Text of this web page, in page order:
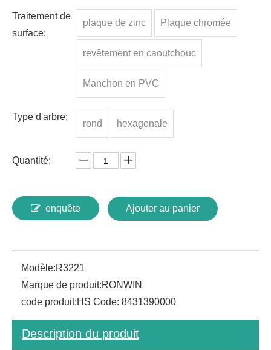
Traitement de
surface:
plaque de zinc Plaque chromée
revêtement en caoutchouc
Manchon en PVC
Type d'arbre:
rond hexagonale
Quantité:
enquête Ajouter au panier
Modèle:R3221
Marque de produit:RONWIN
code produit:HS Code: 8431390000
Description du produit